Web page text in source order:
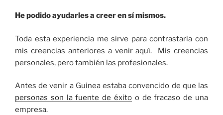
He podido ayudarles a creer en sí mismos.
Toda esta experiencia me sirve para contrastarla con
mis creencias anteriores a venir aquí. Mis creencias
personales, pero también las profesionales.
Antes de venir a Guinea estaba convencido de que las
personas son la fuente de éxito o de fracaso de una
empresa.